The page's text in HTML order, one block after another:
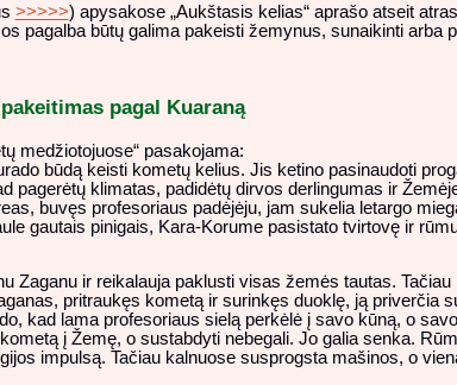
>>>>>) apysakose „Aukštasis kelias“ aprašo atseit
pagalba būtų galima pakeisti žemynus, sunaikinti arba
pagal Kuaraną
medžiotojuose“ pasakojama:
būdą keisti kometų kelius. Jis ketino pasinaudoti
pagerėtų klimatas, padidėtų dirvos derlingumas ir
buvęs profesoriaus padėjėju, jam sukelia letargo
gautais pinigais, Kara-Korume pasistato tvirtovę ir
Zaganu ir reikalauja paklusti visas žemės tautas.
pritraukęs kometą ir surinkęs duoklę, ją
kad lama profesoriaus sielą perkėlė į savo kūną, o
į Žemę, o sustabdyti nebegali. Jo galia senka.
impulsą. Tačiau kalnuose susprogsta mašinos, o